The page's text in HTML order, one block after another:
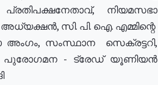
നിയമസഭാ
അധ്യക്ഷൻ, സി. പി. ഐ. എമ്മിന്റെ
സംസ്ഥാന സെക്രട്ടറി,
പുരോഗമന - ട്രേഡ് യൂണിയൻ